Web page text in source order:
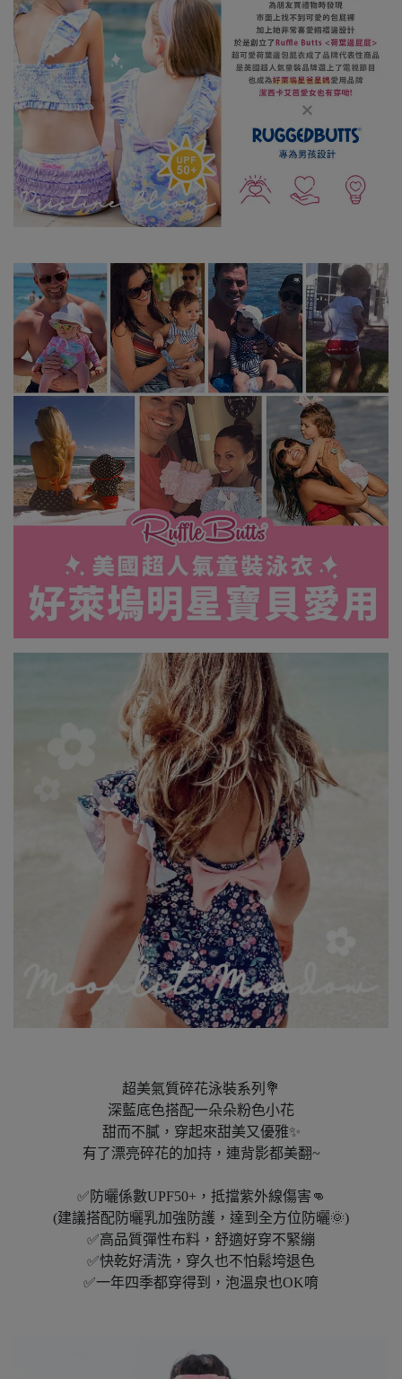
超美氣質碎花泳裝系列💐
深藍底色搭配一朵朵粉色小花
甜而不膩，穿起來甜美又優雅✨
有了漂亮碎花的加持，連背影都美翻~
✅防曬係數UPF50+，抵擋紫外線傷害👊
(建議搭配防曬乳加強防護，達到全方位防曬🌞)
✅高品質彈性布料，舒適好穿不緊繃
✅快乾好清洗，穿久也不怕鬆垮退色
✅一年四季都穿得到，泡溫泉也OK唷